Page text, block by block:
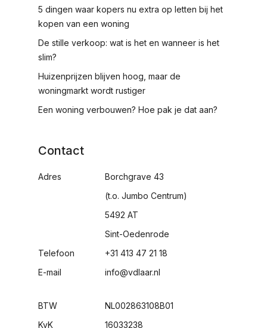
5 dingen waar kopers nu extra op letten bij het
kopen van een woning
De stille verkoop: wat is het en wanneer is het
slim?
Huizenprijzen blijven hoog, maar de
woningmarkt wordt rustiger
Een woning verbouwen? Hoe pak je dat aan?
Contact
Adres
Telefoon
E-mail
BTW
KvK
Borchgrave 43
(t.o. Jumbo Centrum)
5492 AT
Sint-Oedenrode
+31 413 47 21 18
info@vdlaar.nl
NL002863108B01
16033238